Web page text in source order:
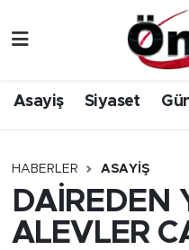
Asayiş Siyaset
HABERLER ASAYIŞ
DAİREDEN
ALEVLER
Gündem
Sağlık & Çevre
Spor
Düzce Nöbetçi
Düzce Hava
Düzce Namaz
Düzce Trafik